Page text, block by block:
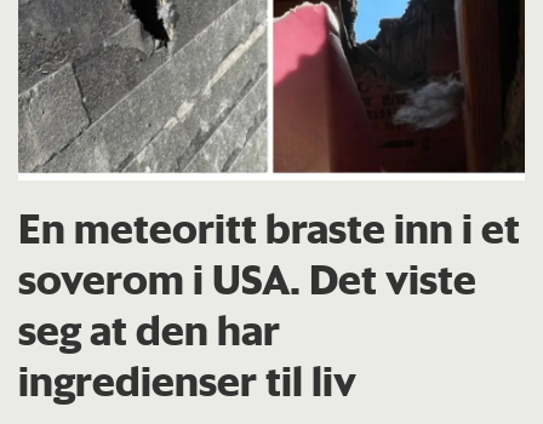
En meteoritt braste inn i et
soverom i USA. Det viste
seg at den har
ingredienser til liv